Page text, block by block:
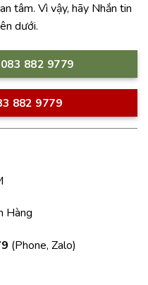
tâm. Vì vậy, hãy Nhắn tin
dưới.
882 9779
882 9779
Hàng
(Phone, Zalo)